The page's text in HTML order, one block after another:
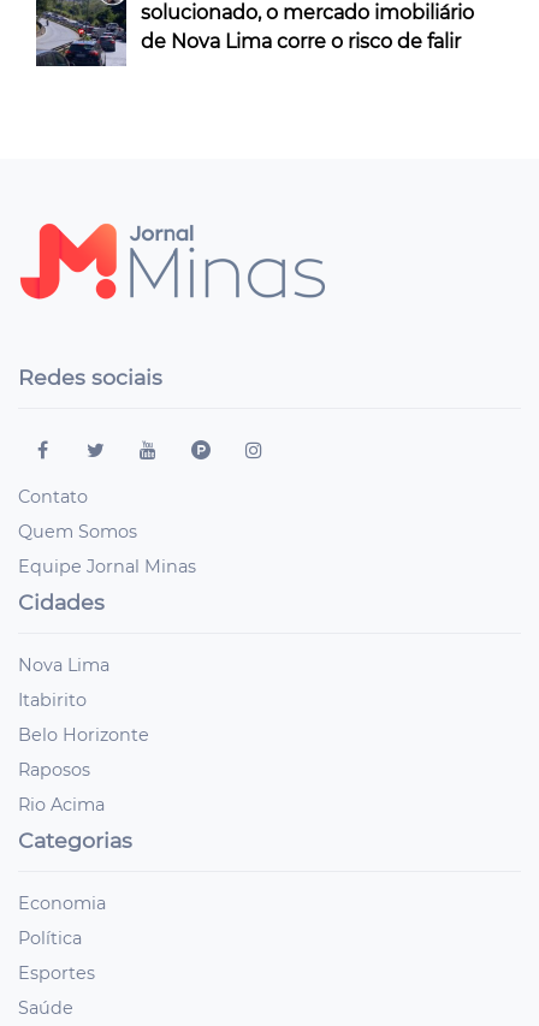
solucionado, o mercado imobiliário
de Nova Lima corre o risco de falir
Redes sociais
Contato
Quem Somos
Equipe Jornal Minas
Cidades
Nova Lima
Itabirito
Belo Horizonte
Raposos
Rio Acima
Categorias
Economia
Política
Esportes
Saúde